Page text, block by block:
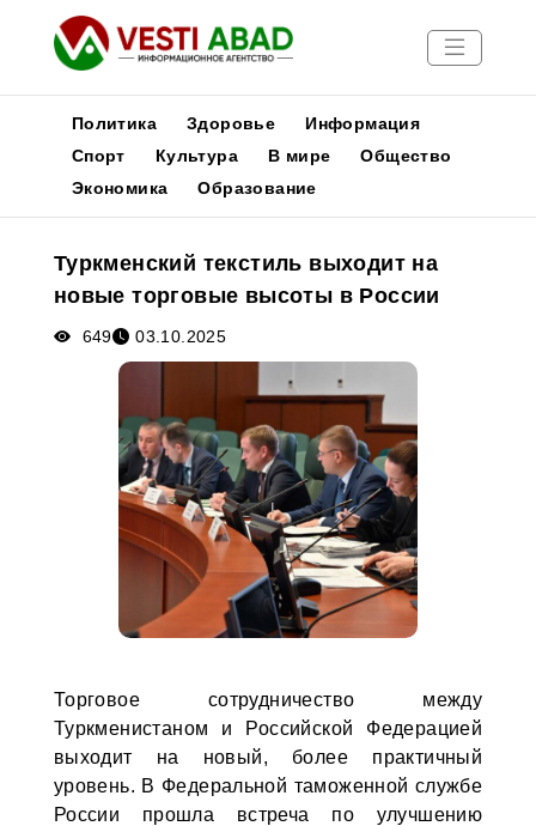
Новости
Медиа
Афиша
Политика Здоровье
Информация
Спорт
Культура В мире
Общество
Экономика
Образование
Туркменский текстиль выходит на
новые торговые высоты в России
649 03.10.2025
Торговое сотрудничество между
Туркменистаном и Российской Федерацией
выходит на новый, более практичный
уровень. В Федеральной таможенной службе
России прошла встреча по улучшению